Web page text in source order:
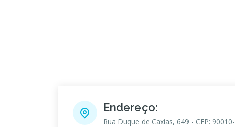
Endereço:
Rua Duque de Caxias, 649 - CEP: 90010-